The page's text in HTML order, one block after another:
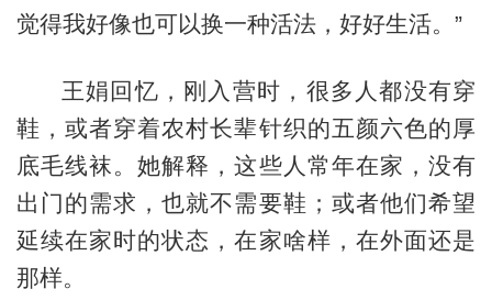
觉得我好像也可以换一种活法，好好生活。”
王娟回忆，刚入营时，很多人都没有穿
鞋，或者穿着农村长辈针织的五颜六色的厚
底毛线袜。她解释，这些人常年在家，没有
出门的需求，也就不需要鞋；或者他们希望
延续在家时的状态，在家啥样，在外面还是
那样。